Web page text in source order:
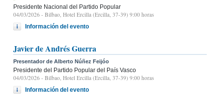
Presidente Nacional del Partido Popular
04/03/2026 - Bilbao, Hotel Ercilla (Ercilla, 37-39) 9:00 horas
Información del evento
Javier de Andrés Guerra
Presentador de Alberto Núñez Feijóo
Presidente del Partido Popular del País Vasco
04/03/2026 - Bilbao, Hotel Ercilla (Ercilla, 37-39) 9:00 horas
Información del evento